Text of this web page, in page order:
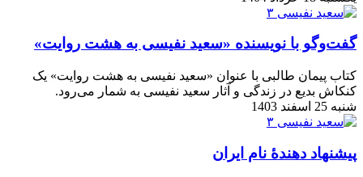
گفت‌وگو با نویسنده «سعید نفیسی به هشت روایت»
کتاب پیمان طالبی با عنوان «سعید نفیسی به هشت روایت» یک
کنکاش بدیع در زندگی و آثار سعید نفیسی به شمار می‌رود.
شنبه 25 اسفند 1403
پیشنهاد دهندۀ نام ایران